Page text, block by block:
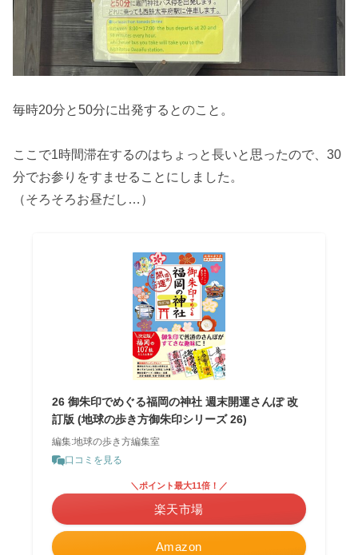
毎時20分と50分に出発するとのこと。
ここで1時間滞在するのはちょっと長いと思ったので、30
分でお参りをすませることにしました。
（そろそろお昼だし…）
26 御朱印でめぐる福岡の神社 週末開運さんぽ 改
訂版 (地球の歩き方御朱印シリーズ 26)
編集:地球の歩き方編集室
口コミを見る
Amazon
＼ポイント最大11倍！／
楽天市場